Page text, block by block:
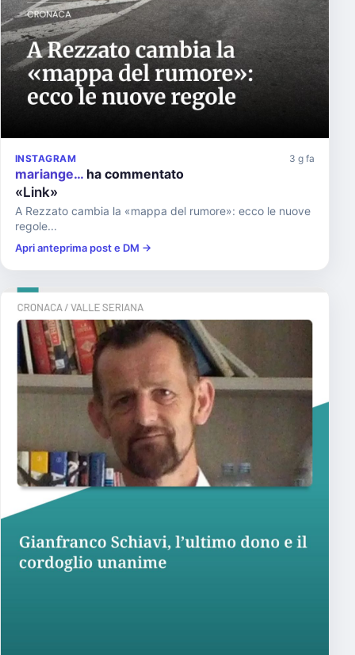
INSTAGRAM 3 g fa
mariange… ha commentato
«Link»
A Rezzato cambia la «mappa del rumore»: ecco le nuove
regole...
Apri anteprima post e DM →